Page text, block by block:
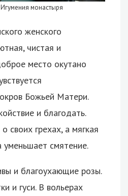
монастыря
женского
чистая и
место окутано
Божьей Матери.
и благодать.
своих грехах, а мягкая
уменьшает смятение.
и благоухающие розы.
и гуси. В вольерах